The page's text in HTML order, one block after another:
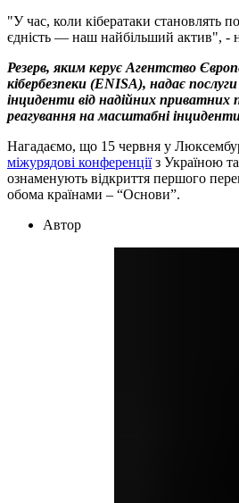
"У час, коли кібератаки становлять
єдність — наш найбільший актив", -
Резерв, яким керує Агентство
кібербезпеки (ENISA), надає
інциденти від надійних приватних
реагування на масштабні інциденти
Нагадаємо, що 15 червня у
міжурядові конференціїз Україною
ознаменують відкриття першого
обома країнами – “Основи”.
Автор